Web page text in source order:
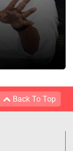
Back To Top